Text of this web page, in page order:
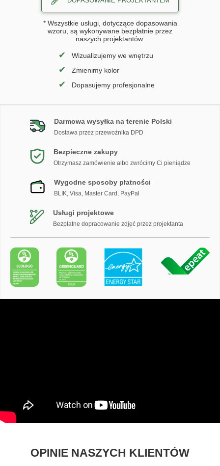
* Wszystkie usługi, dotyczące dopasowania
wzoru, są wykonywane bezpłatnie przez
naszych projektantów.
✔ Wizualizujemy we wnętrzu
✔ Zmienimy kolor
✔ Dopasujemy profesjonalne
Darmowa wysyłka na terenie Polski
Dostawa przez przewoźnika DPD
Bezpieczne zakupy
Otrzymasz zamówienie albo zwrócimy Ci pieniądze
Wygodne sposoby płatności
BLIK, Visa, Master Card, PayPal
Usługi projektowe
Bezpłatne dopracowanie zdjęć przez projektanta
OPINIE NASZYCH KLIENTÓWO